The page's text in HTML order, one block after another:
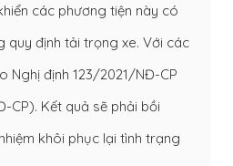
các phương tiện này có
quy định tải trọng xe. Với các
Nghị định 123/2021/NĐ-CP
CP). Kết quả sẽ phải bồi
khôi phục lại tình trạng